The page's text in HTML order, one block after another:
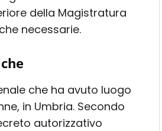
della Magistratura
necessarie.
che ha avuto luogo
in Umbria. Secondo
autorizzativo